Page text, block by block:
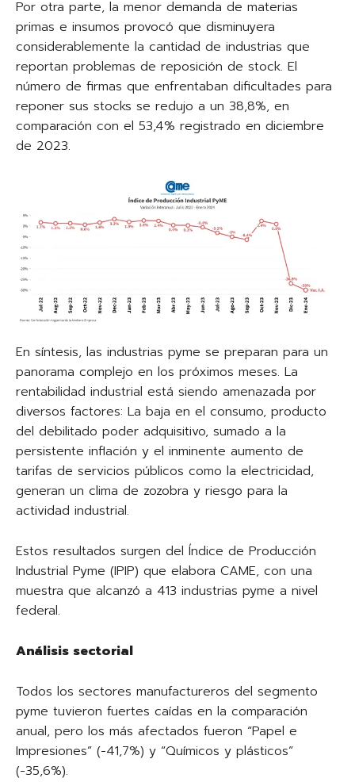
Por otra parte, la menor demanda de materias
primas e insumos provocó que disminuyera
considerablemente la cantidad de industrias que
reportan problemas de reposición de stock. El
número de firmas que enfrentaban dificultades para
reponer sus stocks se redujo a un 38,8%, en
comparación con el 53,4% registrado en diciembre
de 2023.
En síntesis, las industrias pyme se preparan para un
panorama complejo en los próximos meses. La
rentabilidad industrial está siendo amenazada por
diversos factores: La baja en el consumo, producto
del debilitado poder adquisitivo, sumado a la
persistente inflación y el inminente aumento de
tarifas de servicios públicos como la electricidad,
generan un clima de zozobra y riesgo para la
actividad industrial.
Estos resultados surgen del Índice de Producción
Industrial Pyme (IPIP) que elabora CAME, con una
muestra que alcanzó a 413 industrias pyme a nivel
federal.
Análisis sectorial
Todos los sectores manufactureros del segmento
pyme tuvieron fuertes caídas en la comparación
anual, pero los más afectados fueron “Papel e
Impresiones” (-41,7%) y “Químicos y plásticos”
(-35,6%).